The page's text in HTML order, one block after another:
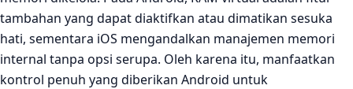
tambahan yang dapat diaktifkan atau dimatikan sesuka
hati, sementara iOS mengandalkan manajemen memori
internal tanpa opsi serupa. Oleh karena itu, manfaatkan
kontrol penuh yang diberikan Android untuk